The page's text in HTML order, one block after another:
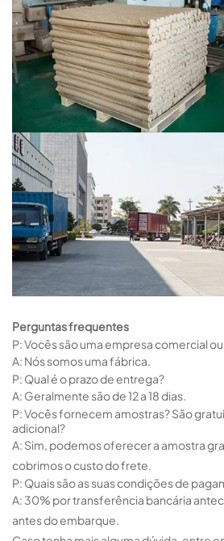
Perguntas frequentes
P: Vocês são uma empresa comercial
A: Nós somos uma fábrica.
P: Qual é o prazo de entrega?
A: Geralmente são de 12 a 18 dias.
P: Vocês fornecem amostras? São
adicional?
A: Sim, podemos oferecer a amostra
cobrimos o custo do frete.
P: Quais são as suas condições de
A: 30% por transferência bancária
antes do embarque.